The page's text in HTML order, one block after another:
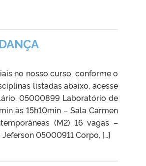
no nosso curso, conforme o
listadas abaixo, acesse
05000899 Laboratório de
às 15h10min – Sala Carmen
(M2) 16 vagas –
05000911 Corpo, […]